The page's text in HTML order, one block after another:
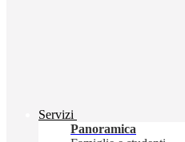
Servizi
Panoramica